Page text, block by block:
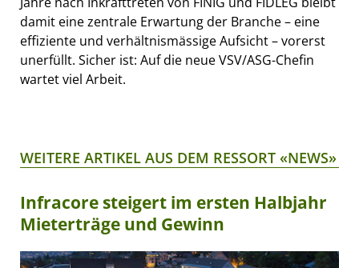
damit eine zentrale Erwartung der Branche – eine
effiziente und verhältnismässige Aufsicht – vorerst
unerfüllt. Sicher ist: Auf die neue VSV/ASG-Chefin
wartet viel Arbeit.
WEITERE ARTIKEL AUS DEM RESSORT «NEWS»
Infracore steigert im ersten Halbjahr
Mieterträge und Gewinn